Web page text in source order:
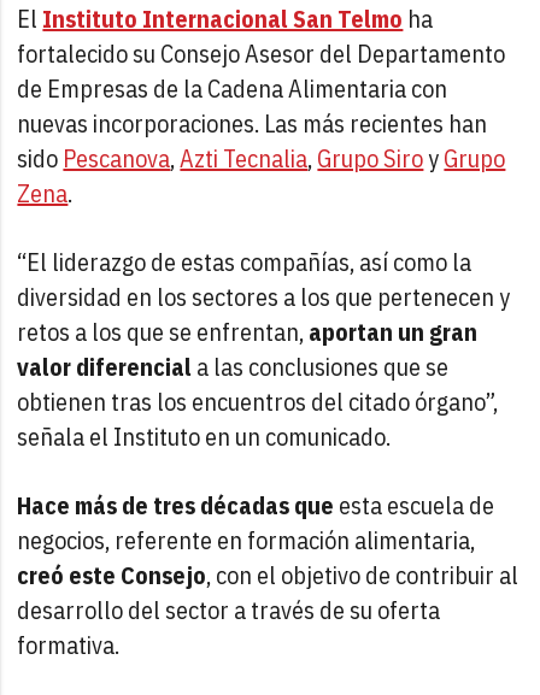
El Instituto Internacional San Telmo ha
fortalecido su Consejo Asesor del Departamento
de Empresas de la Cadena Alimentaria con
nuevas incorporaciones. Las más recientes han
sido Pescanova,Azti Tecnalia,Grupo SiroyGrupo
Zena.
“El liderazgo de estas compañías, así como la
diversidad en los sectores a los que pertenecen y
retos a los que se enfrentan,aportan un gran
valor diferenciala las conclusiones que se
obtienen tras los encuentros del citado órgano”,
señala el Instituto en un comunicado.
Hace más de tres décadas que esta escuela de
negocios, referente en formación alimentaria,
creó este Consejo, con el objetivo de contribuir al
desarrollo del sector a través de su oferta
formativa.